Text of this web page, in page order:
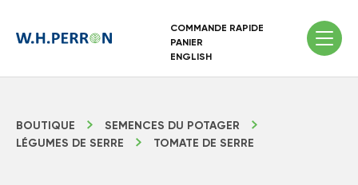
COMMANDE RAPIDE
PANIER
ENGLISH
BOUTIQUE
SEMENCES DU POTAGER
LÉGUMES DE SERRE
TOMATE DE SERRE